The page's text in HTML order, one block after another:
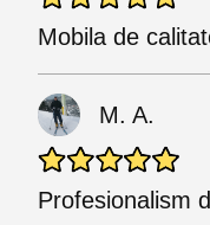
Mobila de
M. A.
Profesionalism